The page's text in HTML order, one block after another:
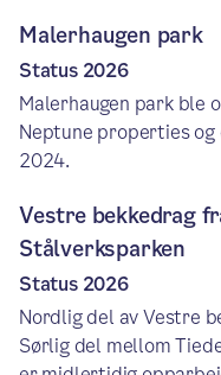
Malerhaugen park
Status 2026
Malerhaugen park ble
Neptune properties
2024.
Vestre bekkedrag
Stålverksparken
Status 2026
Nordlig del av Vestre
Sørlig del mellom